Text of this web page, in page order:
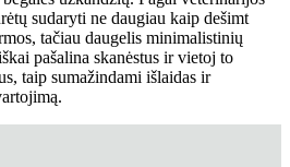
sudaryti ne daugiau kaip dešimt
tačiau daugelis minimalistinių
pašalina skanėstus ir vietoj to
taip sumažindami išlaidas ir